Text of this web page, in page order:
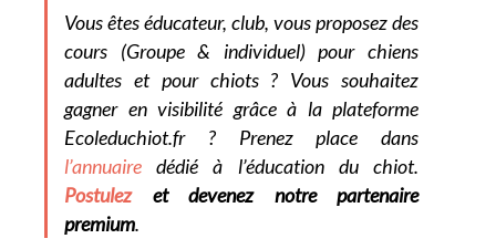
Vous êtes éducateur, club, vous proposez des
cours (Groupe & individuel) pour chiens
adultes et pour chiots ? Vous souhaitez
gagner en visibilité grâce à la plateforme
Ecoleduchiot.fr? Prenez place dans
l’annuaire dédié à l’éducation du chiot.
Postulezet devenez notre partenaire
premium.